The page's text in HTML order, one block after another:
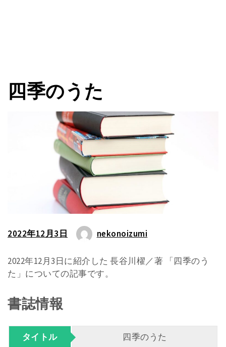
四季のうた
2022年12月3日 nekonoizumi
2022年12月3日に紹介した 長谷川櫂／著 「四季のう
た」についての記事です。
書誌情報
タイトル 四季のうた